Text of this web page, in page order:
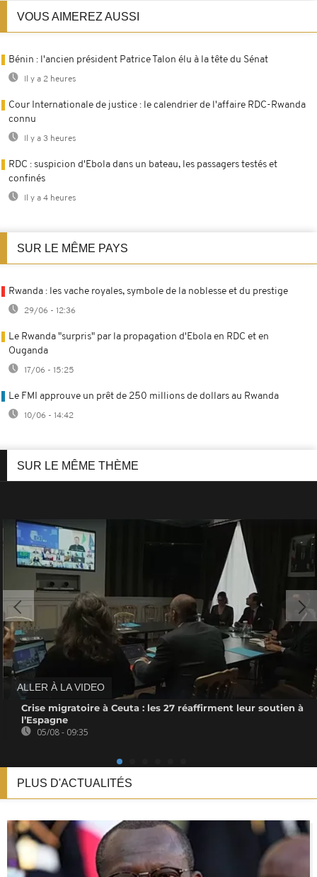
VOUS AIMEREZ AUSSI
Bénin : l'ancien président Patrice Talon élu à la tête du Sénat
Il y a 2 heures
Cour Internationale de justice : le calendrier de l'affaire RDC-Rwanda
connu
Il y a 3 heures
RDC : suspicion d'Ebola dans un bateau, les passagers testés et
confinés
Il y a 4 heures
SUR LE MÊME PAYS
Rwanda : les vache royales, symbole de la noblesse et du prestige
29/06 - 12:36
Le Rwanda "surpris" par la propagation d'Ebola en RDC et en
Ouganda
17/06 - 15:25
Le FMI approuve un prêt de 250 millions de dollars au Rwanda
10/06 - 14:42
SUR LE MÊME THÈME
ALLER À LA VIDEO
Crise migratoire à Ceuta : les 27 réaffirment leur soutien à
l’Espagne
05/08 - 09:35
PLUS D'ACTUALITÉS